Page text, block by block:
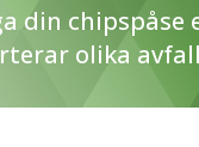
din chipspåse
olika